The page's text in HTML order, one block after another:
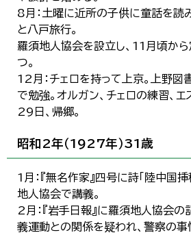
8月：土曜に近所の子供に童話を読
と八戸旅行。
羅須地人協会を設立し、11月頃か
つ。
12月：チェロを持って上京。上野図
で勉強。オルガン、チェロの練習、エ
29日、帰郷。
昭和2年（1927年）31歳
1月：『無名作家』四号に詩「陸中国
地人協会で講義。
2月：『岩手日報』に羅須地人協会
義運動との関係を疑われ、警察の事